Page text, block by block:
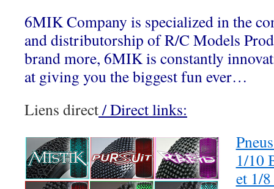
6MIK Company is specialized in the
and distributorship of R/C Models
brand more, 6MIK is constantly
at giving you the biggest fun ever…
Liens direct/ Direct links:
1/10
et 1/